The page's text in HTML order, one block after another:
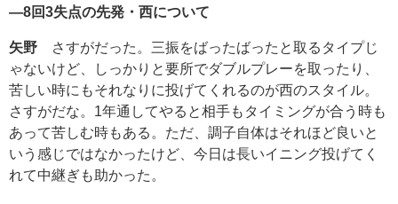
―8回3失点の先発・西について
矢野 さすがだった。三振をばったばったと取るタイプじ
ゃないけど、しっかりと要所でダブルプレーを取ったり、
苦しい時にもそれなりに投げてくれるのが西のスタイル。
さすがだな。 1 年通してやると相手もタイミングが合う時も
あって苦しむ時もある。ただ、調子自体はそれほど良いと
いう感じではなかったけど、今日は長いイニング投げてく
れて中継ぎも助かった。